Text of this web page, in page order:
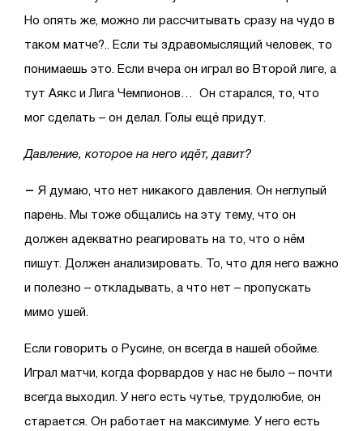
Но опять же, можно ли рассчитывать сразу на чудо в
таком матче?.. Если ты здравомыслящий человек, то
понимаешь это. Если вчера он играл во Второй лиге, а
тут Аякс и Лига Чемпионов… Он старался, то, что
мог сделать – он делал. Голы ещё придут.
Давление, которое на него идёт, давит?
– Я думаю, что нет никакого давления. Он неглупый
парень. Мы тоже общались на эту тему, что он
должен адекватно реагировать на то, что о нём
пишут. Должен анализировать. То, что для него важно
и полезно – откладывать, а что нет – пропускать
мимо ушей.
Если говорить о Русине, он всегда в нашей обойме.
Играл матчи, когда форвардов у нас не было – почти
всегда выходил. У него есть чутье, трудолюбие, он
старается. Он работает на максимуме. У него есть